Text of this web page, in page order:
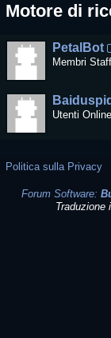
Motore di
PetalBot
Membri Staff
Utenti Online
Politica sulla Privacy
Forum Software:
Traduzione